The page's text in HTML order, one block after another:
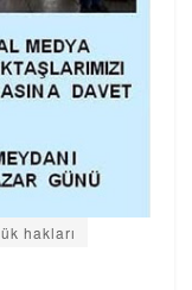
hakları